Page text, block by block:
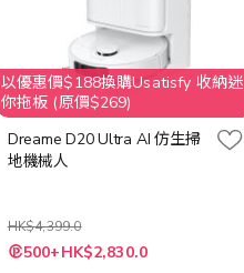
以優惠價$188換購Usatisfy 收納迷
你拖板 (原價$269)
Dreame D20 Ultra AI 仿生掃
地機械人
HK$4,399.0
特
殊 500+HK$2,830.0